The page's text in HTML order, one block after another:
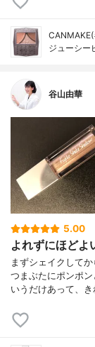
ジューシー
谷山由華
5.00
よれずにほどよ
まずシェイクして
つまぶたにポンポ
いうだけあって、